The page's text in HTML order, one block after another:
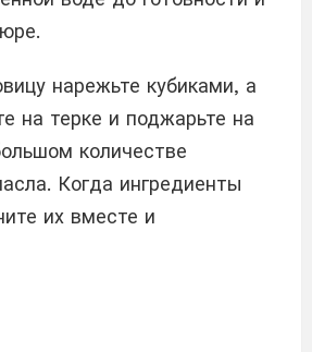
нарежьте кубиками, а
на терке и поджарьте на
количестве
Когда ингредиенты
их вместе и